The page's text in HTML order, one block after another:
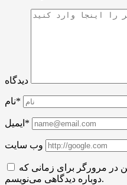
دیدگاه
نام*
ایمیل*
وب سایت
در مرورگر برای زمانی که
دوباره دیدگاهی می‌نویسم.